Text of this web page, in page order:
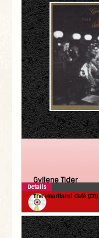
Gyllene Tider
The Heartland Café (CD)
Details